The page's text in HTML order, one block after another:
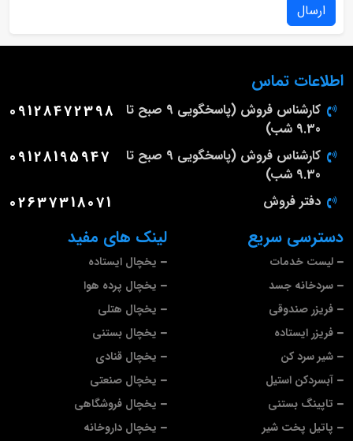
ارسال
لینک های مفید
یخچال ایستاده
یخچال پرده هوا
یخچال هتلی
یخچال بستنی
یخچال قنادی
یخچال صنعتی
یخچال فروشگاهی
یخچال داروخانه
دسترسی سریع
لیست خدمات
سردخانه جسد
فریزر صندوقی
فریزر ایستاده
شیر سرد کن
آبسردکن استیل
تاپینگ بستنی
پاتیل پخت شیر
اطلاعات تماس
کارشناس فروش (پاسخگویی 9 صبح تا
9.30 شب)
09128472398
کارشناس فروش (پاسخگویی 9 صبح تا
9.30 شب)
09128195947
دفتر فروش 02637318071